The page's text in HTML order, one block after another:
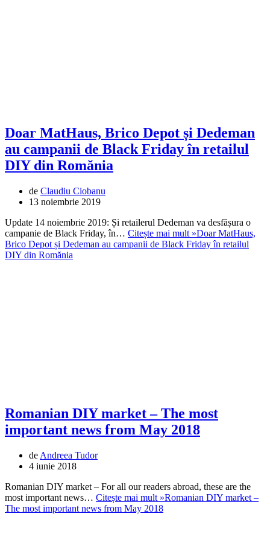
Doar MatHaus, Brico Depot și Dedeman
au campanii de Black Friday în retailul
DIY din Romănia
de Claudiu Ciobanu
13 noiembrie 2019
Update 14 noiembrie 2019: Și retailerul Dedeman va desfășura o
campanie de Black Friday, în… Citește mai mult »Doar MatHaus,
Brico Depot și Dedeman au campanii de Black Friday în retailul
DIY din Romănia
Romanian DIY market – The most
important news from May 2018
de Andreea Tudor
4 iunie 2018
Romanian DIY market – For all our readers abroad, these are the
most important news… Citește mai mult »Romanian DIY market –
The most important news from May 2018